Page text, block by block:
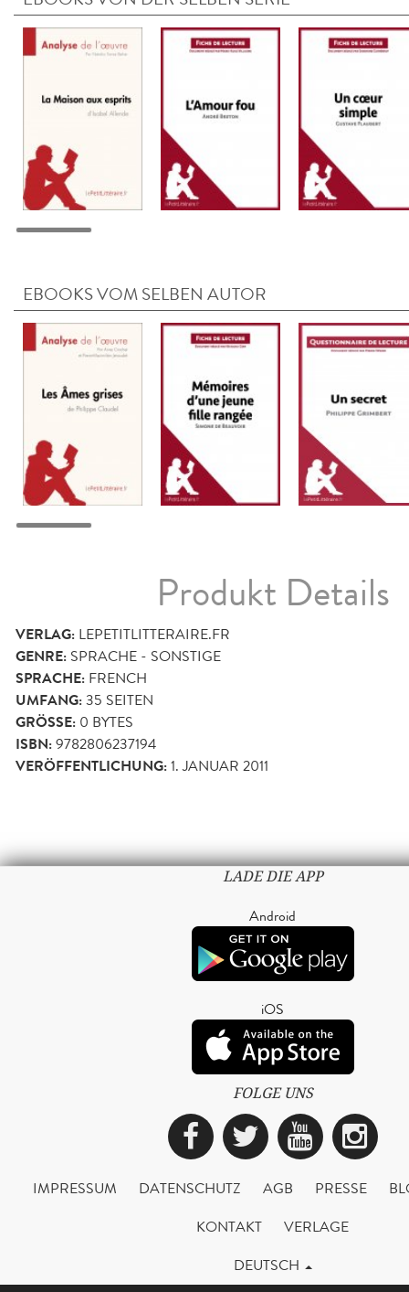
EBOOKS VOM SELBEN AUTOR
Produkt Details
VERLAG: LEPETITLITTERAIRE.FR
GENRE: SPRACHE - SONSTIGE
SPRACHE: FRENCH
UMFANG:35 SEITEN
GRÖSSE: 0 BYTES
ISBN:9782806237194
VERÖFFENTLICHUNG:1. JANUAR 2011
LADE DIE APP
Android
iOS
FOLGE UNS
Facebook
Twitter
IMPRESSUM DATENSCHUTZ AGB PRESSE
KONTAKT
VERLAGE
DEUTSCH